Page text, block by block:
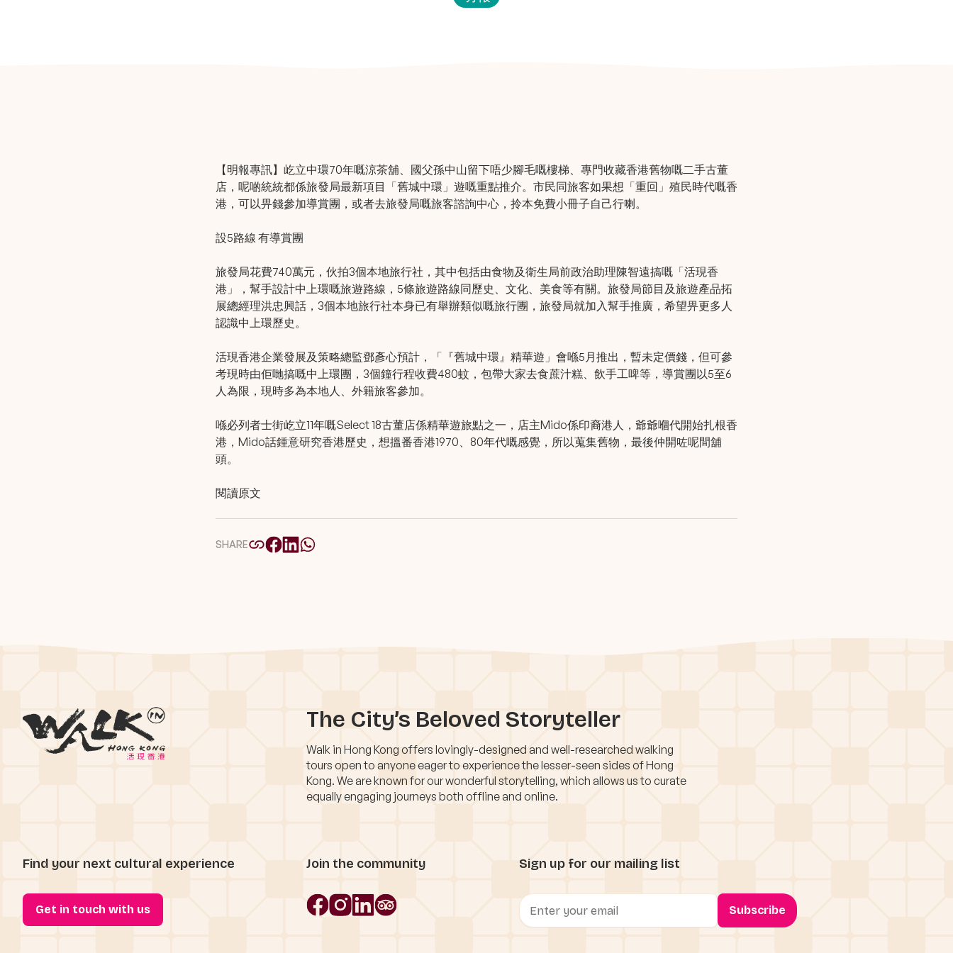
【明報專訊】屹立中環70年嘅涼茶舖、國父孫中山留下唔少腳毛嘅樓梯、專門收藏香港舊物嘅二手古董
店，呢啲統統都係旅發局最新項目「舊城中環」遊嘅重點推介。市民同旅客如果想「重回」殖民時代嘅香
港，可以畀錢參加導賞團，或者去旅發局嘅旅客諮詢中心，拎本免費小冊子自己行喇。
設5路線 有導賞團
旅發局花費740萬元，伙拍3個本地旅行社，其中包括由食物及衛生局前政治助理陳智遠搞嘅「活現香
港」，幫手設計中上環嘅旅遊路線，5條旅遊路線同歷史、文化、美食等有關。旅發局節目及旅遊產品拓
展總經理洪忠興話，3個本地旅行社本身已有舉辦類似嘅旅行團，旅發局就加入幫手推廣，希望畀更多人
認識中上環歷史。
活現香港企業發展及策略總監鄧彥心預計，「『舊城中環』精華遊」會喺5月推出，暫未定價錢，但可參
考現時由佢哋搞嘅中上環團，3個鐘行程收費480蚊，包帶大家去食蔗汁糕、飲手工啤等，導賞團以5至6
人為限，現時多為本地人、外籍旅客參加。
喺必列者士街屹立11年嘅Select 18古董店係精華遊旅點之一，店主Mido係印裔港人，爺爺嗰代開始扎根香
港，Mido話鍾意研究香港歷史，想搵番香港1970、80年代嘅感覺，所以蒐集舊物，最後仲開咗呢間舖
頭。
閱讀原文
SHARE
The City’s Beloved Storyteller
Walk in Hong Kong offers lovingly-designed and well-researched walking
tours open to anyone eager to experience the lesser-seen sides of Hong
Kong. We are known for our wonderful storytelling, which allows us to curate
equally engaging journeys both offline and online.
Find your next cultural experience
Get in touch with us
Join the community Sign up for our mailing list